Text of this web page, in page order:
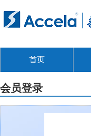
首页
会员登录